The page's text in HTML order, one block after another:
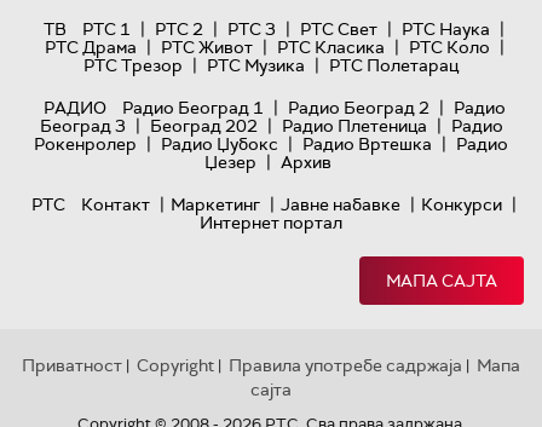
ТВ
РТС 1 | РТС 2 | РТС 3 | РТС Свет | РТС Наука |
РТС Драма | РТС Живот | РТС Класика | РТС Коло |
РТС Трезор | РТС Музика | РТС Полетарац
РАДИО
Радио Београд 1 | Радио Београд 2 | Радио
Београд 3 | Београд 202 | Радио Плетеница | Радио
Рокенролер | Радио Џубокс | Радио Вртешка | Радио
Џезер | Архив
РТС
Контакт | Маркетинг | Јавне набавке | Конкурси |
Интернет портал
МАПА САЈТА
Приватност | Copyright | Правила употребе садржаја | Мапа
сајта